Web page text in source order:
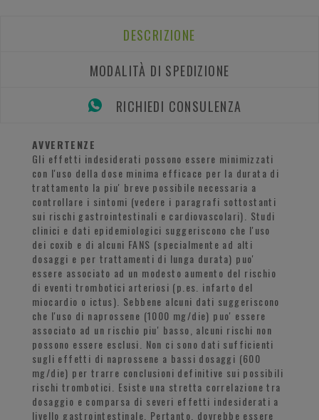
DESCRIZIONE
MODALITÀ DI SPEDIZIONE
RICHIEDI CONSULENZA
AVVERTENZE
Gli effetti indesiderati possono essere minimizzati
con l'uso della dose minima efficace per la durata di
trattamento la piu' breve possibile necessaria a
controllare i sintomi (vedere i paragrafi sottostanti
sui rischi gastrointestinali e cardiovascolari). Studi
clinici e dati epidemiologici suggeriscono che l'uso
dei coxib e di alcuni FANS (specialmente ad alti
dosaggi e per trattamenti di lunga durata) puo'
essere associato ad un modesto aumento del rischio
di eventi trombotici arteriosi (p.es. infarto del
miocardio o ictus). Sebbene alcuni dati suggeriscono
che l'uso di naprossene (1000 mg/die) puo' essere
associato ad un rischio piu' basso, alcuni rischi non
possono essere esclusi. Non ci sono dati sufficienti
sugli effetti di naprossene a bassi dosaggi (600
mg/die) per trarre conclusioni definitive sui possibili
rischi trombotici. Esiste una stretta correlazione tra
dosaggio e comparsa di severi effetti indesiderati a
livello gastrointestinale. Pertanto, dovrebbe essere